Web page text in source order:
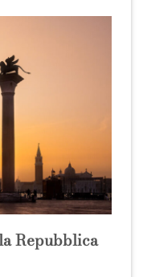
Repubblica